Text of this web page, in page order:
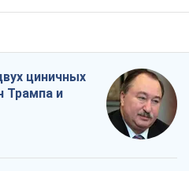
циничных
Трампа и